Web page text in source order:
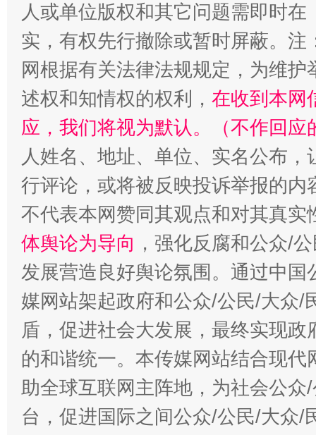
人或单位版权和其它问题需即时在
实，有权先行撤除或暂时屏蔽。
网根据有关法律法规规定，为维
述权和知情权的权利， 在收到本网
应，我们将视为默认。（不作回应
人姓名、地址、单位、实名公布
行评论，或将被反映投诉举报的
不代表本网赞同其观点和对其真实
体舆论为导向 ，强化反腐和公众/
发展营造良好舆论氛围。通过中
媒网站架起政府和公众/公民/大众/
盾，促进社会大发展，最终实现
的和谐统一。本传媒网站结合现
助全球互联网主阵地，为社会公
台，促进国际之间公众/公民/大众/